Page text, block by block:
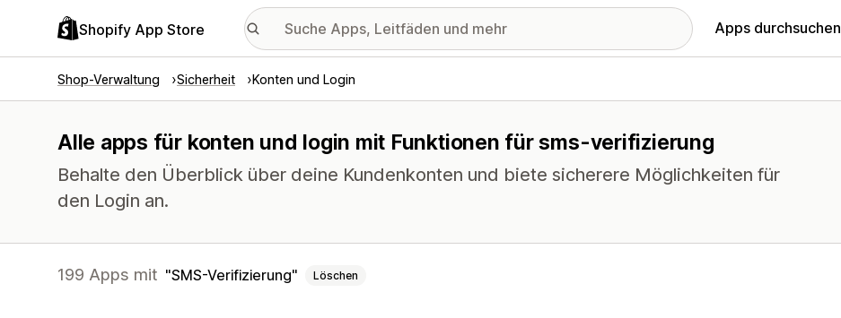
Shopify App Store Apps durchsuchen
Shop-Verwaltung Sicherheit Konten und Login
Alle apps für konten und login mit Funktionen für sms-verifizierung
Behalte den Überblick über deine Kundenkonten und biete sicherere Möglichkeiten für
den Login an.
199 Apps mit SMS-Verifizierung Löschen